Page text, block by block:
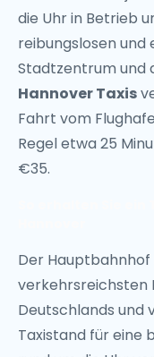
die Uhr in Betrieb
reibungslosen
Stadtzentrum und
Hannover Taxis
Fahrt vom
Regel etwa 25
€35.
Der
verkehrsreichsten
Deutschlands und
Taxistand für eine